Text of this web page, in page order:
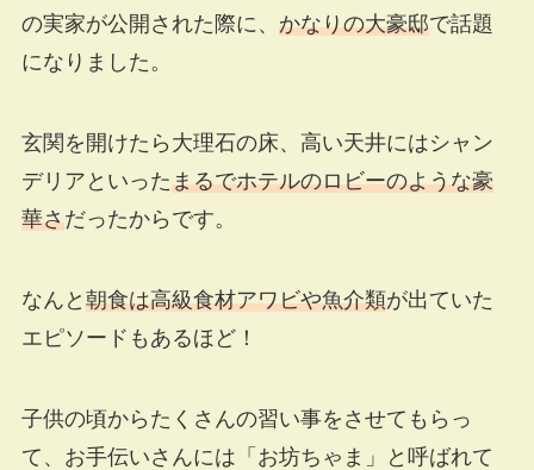
の実家が公開された際に、 かなりの大豪邸で話題
になりました。
玄関を開けたら大理石の床、高い天井にはシャン
デリアといったまるでホテルのロビーのような豪
華さだったからです。
なんと 朝食は高級食材アワビや魚介類が出ていた
エピソードもあるほど！
子供の頃からたくさんの習い事をさせてもらっ
て、お手伝いさんには「お坊ちゃま」と呼ばれて